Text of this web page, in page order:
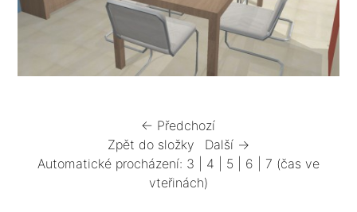
← Předchozí
Zpět do složky
Další →
Automatické procházení: 3 4 5 6 7 (čas ve
vteřinách)